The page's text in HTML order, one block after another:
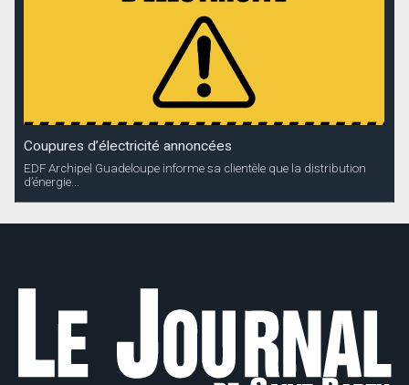
Coupures d’électricité annoncées
EDF Archipel Guadeloupe informe sa clientèle que la distribution
d’énergie...